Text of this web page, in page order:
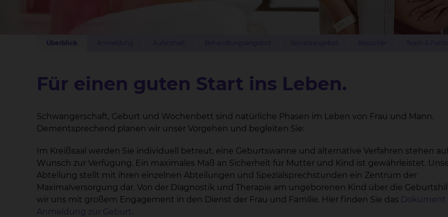
Überblick
Für einen guten Start ins Leben.
Schwangerschaft, Geburt und Wochenbett sind natürliche Phasen im Leben von Frau und Mann.
Dementsprechend planen wir unser Vorgehen und begleiten Sie:
Im Kreißsaal werden Sie individuell betreut, eine Geburtswanne und alternative Verfahren stehen
Wunsch zur Verfügung. Ein maximales Maß an Sicherheit für Mutter und Kind ist gewährleistet.
Abteilung stellt mit ihren einzelnen Abteilungen und Spezialsprechstunden ein Zentrum der
Maximalversorgung dar. Von der Diagnostik und Therapie am ungeborenen Kind über die
wir uns mit großem Engagement in den Dienst der Frau und Familie. Hier finden Sie das Dokument
Anmeldung zur Geburt.